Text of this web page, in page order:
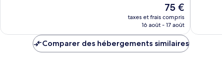
Le
nouveau
prix
de
75 €
taxes et frais compris
16 août - 17 août
Comparer des hébergements similaires